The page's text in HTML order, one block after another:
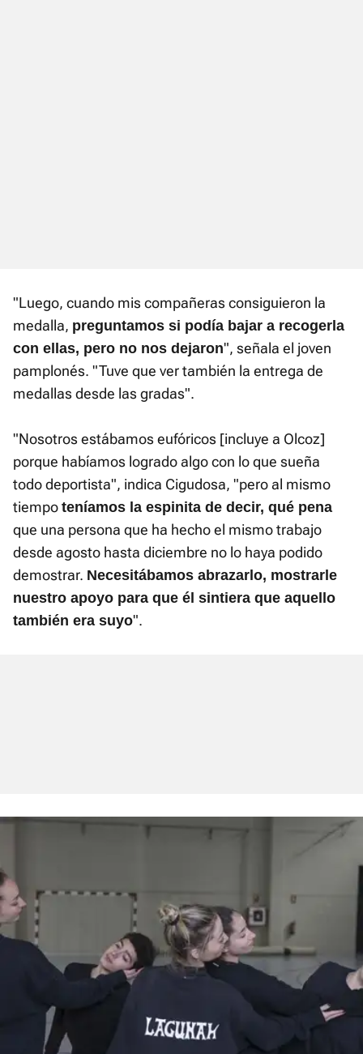
"Luego, cuando mis compañeras consiguieron la
medalla, preguntamos si podía bajar a recogerla
con ellas, pero no nos dejaron", señala el joven
pamplonés. "Tuve que ver también la entrega de
medallas desde las gradas".
"Nosotros estábamos eufóricos [incluye a Olcoz]
porque habíamos logrado algo con lo que sueña
todo deportista", indica Cigudosa, "pero al mismo
tiempo teníamos la espinita de decir, qué pena
que una persona que ha hecho el mismo trabajo
desde agosto hasta diciembre no lo haya podido
demostrar. Necesitábamos abrazarlo, mostrarle
nuestro apoyo para que él sintiera que aquello
también era suyo".